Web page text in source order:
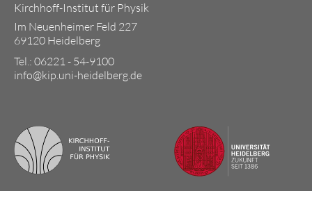
Kirchhoff-Institut für Physik
Im Neuenheimer Feld 227
69120 Heidelberg
Tel.: 06221 - 54-9100
info@kip.uni-heidelberg.de